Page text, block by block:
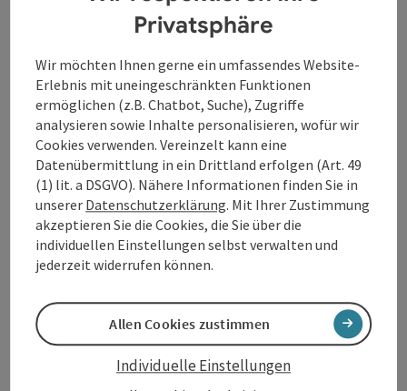
Bioprodukten
2 x Abendessen im Hotel (3-Gang Wahlmenü mit
1 x „Sauwald Cocktail“ zur Begrüßung
„Durstlöscher Bars“ mit regionalen Säften, Soda
und Wasser kostenfrei für unsere Hotelgäste!
DONAU.Erlebnis Card (zahlreiche Vorteile &
Ermäßigungen bei über 80 Partnern)
Gratis Walking-Stöcke für einen ½ Tag (nach
Verfügbarkeit)
Kostenfreier Shuttle zum IKUNA Naturresort
oder zum Baumkronenweg Kopfing.
Achtung: Sonntags keine Halbpension!
Angebot gültig je nach Verfügbarkeit, tägliche Anreise
Privatsphäre
Wir möchten Ihnen gerne ein umfassendes Website-
Erlebnis mit uneingeschränkten Funktionen
ermöglichen (z.B. Chatbot, Suche), Zugriffe
analysieren sowie Inhalte personalisieren, wofür wir
Cookies verwenden. Vereinzelt kann eine
Datenübermittlung in ein Drittland erfolgen (Art. 49
(1) lit. a DSGVO). Nähere Informationen finden Sie in
unserer Datenschutzerklärung. Mit Ihrer Zustimmung
akzeptieren Sie die Cookies, die Sie über die
individuellen Einstellungen selbst verwalten und
jederzeit widerrufen können.
Individuelle Einstellungen
Allen Cookies zustimmen